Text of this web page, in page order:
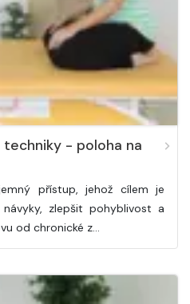
techniky - poloha na
přístup, jehož cílem je
zlepšit pohyblivost a
od chronické z…